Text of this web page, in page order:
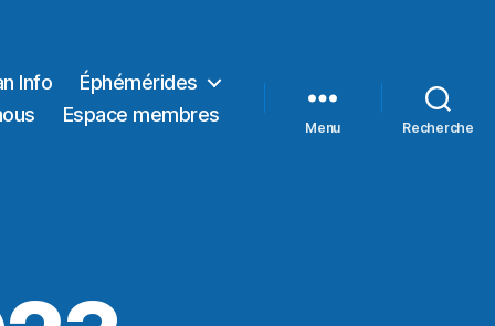
Info
Éphémérides
Espace membres
Menu Recherche